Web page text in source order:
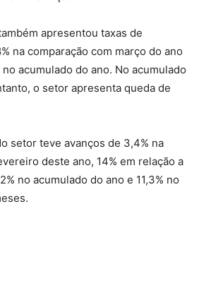
apresentou taxas de
na comparação com março do ano
acumulado do ano. No acumulado
o setor apresenta queda de
setor teve avanços de 3,4% na
deste ano, 14% em relação a
no acumulado do ano e 11,3% no